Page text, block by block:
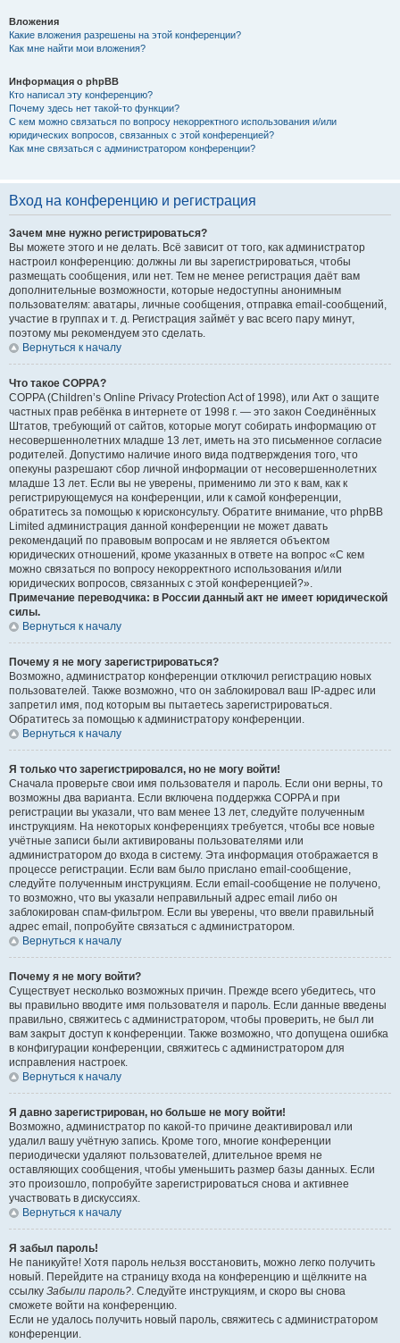
Вложения
Какие вложения разрешены на этой конференции?
Как мне найти мои вложения?
Информация о phpBB
Кто написал эту конференцию?
Почему здесь нет такой-то функции?
С кем можно связаться по вопросу некорректного использования и/или
юридических вопросов, связанных с этой конференцией?
Как мне связаться с администратором конференции?
Вход на конференцию и регистрация
Зачем мне нужно регистрироваться?
Вы можете этого и не делать. Всё зависит от того, как администратор
настроил конференцию: должны ли вы зарегистрироваться, чтобы
размещать сообщения, или нет. Тем не менее регистрация даёт вам
дополнительные возможности, которые недоступны анонимным
пользователям: аватары, личные сообщения, отправка email-сообщений,
участие в группах и т. д. Регистрация займёт у вас всего пару минут,
поэтому мы рекомендуем это сделать.
Вернуться к началу
Что такое COPPA?
COPPA (Children’s Online Privacy Protection Act of 1998), или Акт о защите
частных прав ребёнка в интернете от 1998 г. — это закон Соединённых
Штатов, требующий от сайтов, которые могут собирать информацию от
несовершеннолетних младше 13 лет, иметь на это письменное согласие
родителей. Допустимо наличие иного вида подтверждения того, что
опекуны разрешают сбор личной информации от несовершеннолетних
младше 13 лет. Если вы не уверены, применимо ли это к вам, как к
регистрирующемуся на конференции, или к самой конференции,
обратитесь за помощью к юрисконсульту. Обратите внимание, что phpBB
Limited администрация данной конференции не может давать
рекомендаций по правовым вопросам и не является объектом
юридических отношений, кроме указанных в ответе на вопрос «С кем
можно связаться по вопросу некорректного использования и/или
юридических вопросов, связанных с этой конференцией?».
Примечание переводчика: в России данный акт не имеет юридической
силы.
Вернуться к началу
Почему я не могу зарегистрироваться?
Возможно, администратор конференции отключил регистрацию новых
пользователей. Также возможно, что он заблокировал ваш IP-адрес или
запретил имя, под которым вы пытаетесь зарегистрироваться.
Обратитесь за помощью к администратору конференции.
Вернуться к началу
Я только что зарегистрировался, но не могу войти!
Сначала проверьте свои имя пользователя и пароль. Если они верны, то
возможны два варианта. Если включена поддержка COPPA и при
регистрации вы указали, что вам менее 13 лет, следуйте полученным
инструкциям. На некоторых конференциях требуется, чтобы все новые
учётные записи были активированы пользователями или
администратором до входа в систему. Эта информация отображается в
процессе регистрации. Если вам было прислано email-сообщение,
следуйте полученным инструкциям. Если email-сообщение не получено,
то возможно, что вы указали неправильный адрес email либо он
заблокирован спам-фильтром. Если вы уверены, что ввели правильный
адрес email, попробуйте связаться с администратором.
Вернуться к началу
Почему я не могу войти?
Существует несколько возможных причин. Прежде всего убедитесь, что
вы правильно вводите имя пользователя и пароль. Если данные введены
правильно, свяжитесь с администратором, чтобы проверить, не был ли
вам закрыт доступ к конференции. Также возможно, что допущена ошибка
в конфигурации конференции, свяжитесь с администратором для
исправления настроек.
Вернуться к началу
Я давно зарегистрирован, но больше не могу войти!
Возможно, администратор по какой-то причине деактивировал или
удалил вашу учётную запись. Кроме того, многие конференции
периодически удаляют пользователей, длительное время не
оставляющих сообщения, чтобы уменьшить размер базы данных. Если
это произошло, попробуйте зарегистрироваться снова и активнее
участвовать в дискуссиях.
Вернуться к началу
Я забыл пароль!
Не паникуйте! Хотя пароль нельзя восстановить, можно легко получить
новый. Перейдите на страницу входа на конференцию и щёлкните на
ссылку Забыли пароль?. Следуйте инструкциям, и скоро вы снова
сможете войти на конференцию.
Если не удалось получить новый пароль, свяжитесь с администратором
конференции.